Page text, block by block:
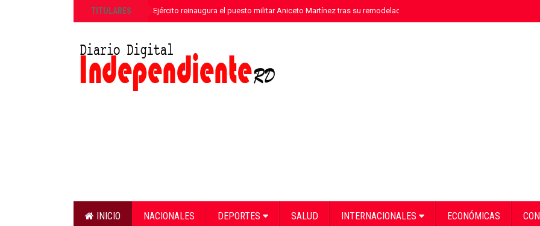
TITULARES
»Comandante del Ejército reinaugura el puesto militar Aniceto Martínez tras su remodelación en Hondo Valle
INICIO NACIONALES DEPORTES SALUD INTERNACIONALES ECONÓMICAS